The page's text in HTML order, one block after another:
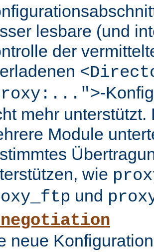
lesbare (und
der
-
mehr
Module
wie
und
neue